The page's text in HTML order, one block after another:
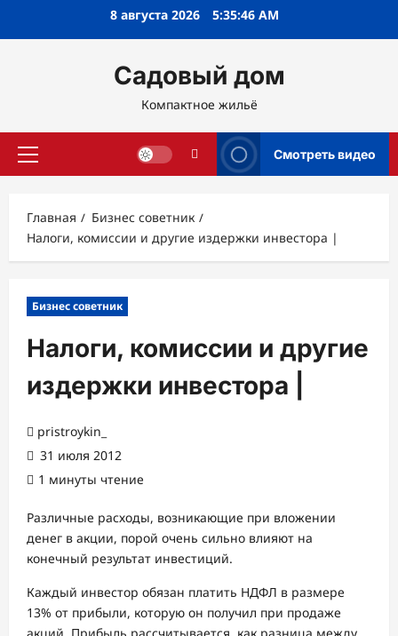
8 августа 2026 5:35:47 AM
Садовый дом
Компактное жильё
Основное
Смотреть видео
Главная
Бизнес советник
Налоги, комиссии и другие издержки инвестора |
Бизнес советник
Налоги, комиссии и другие
издержки инвестора |
pristroykin_
31 июля 2012
1 минуты чтение
Различные расходы, возникающие при вложении
денег в акции, порой очень сильно влияют на
конечный результат инвестиций.
Каждый инвестор обязан платить НДФЛ в размере
13% от прибыли, которую он получил при продаже